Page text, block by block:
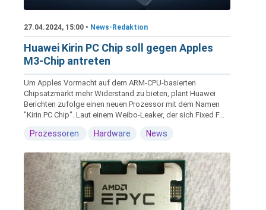
27.04.2024, 15:00 • News-Redaktion
Huawei Kirin PC Chip soll gegen Apples
M3-Chip antreten
Um Apples Vormacht auf dem ARM-CPU-basierten
Chipsatzmarkt mehr Widerstand zu bieten, plant Huawei
Berichten zufolge einen neuen Prozessor mit dem Namen
"Kirin PC Chip". Laut einem Weibo-Leaker, der sich Fixed F...
Prozessoren Hardware News